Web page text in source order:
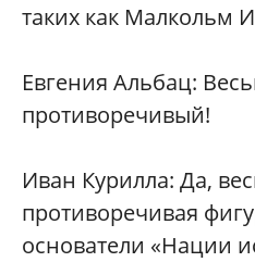
таких как Малкольм
Евгения Альбац:
противоречивый!
Иван Курилла: Да,
противоречивая
основатели «Нации